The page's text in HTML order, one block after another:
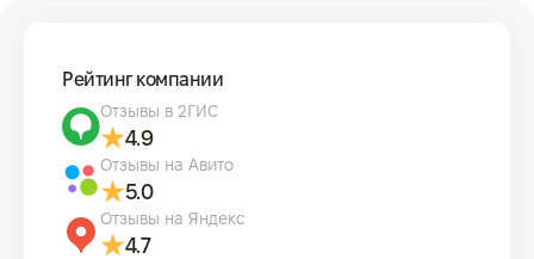
Рейтинг компании
Отзывы в 2ГИС
4.9
Отзывы на Авито
5.0
Отзывы на Яндекс
4.7